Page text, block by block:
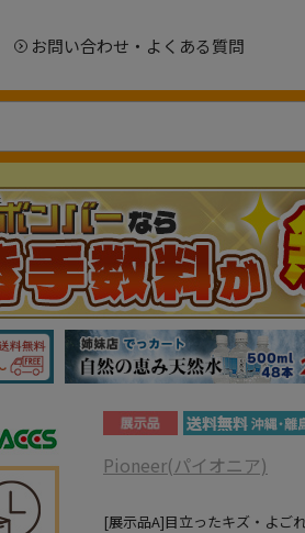
お問い合わせ・よくある質問
Pioneer(パイオニア)
[展示品A]目立ったキズ・よご